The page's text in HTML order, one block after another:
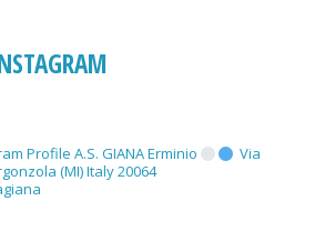
Profile A.S. GIANA Erminio
Via
(MI) Italy 20064